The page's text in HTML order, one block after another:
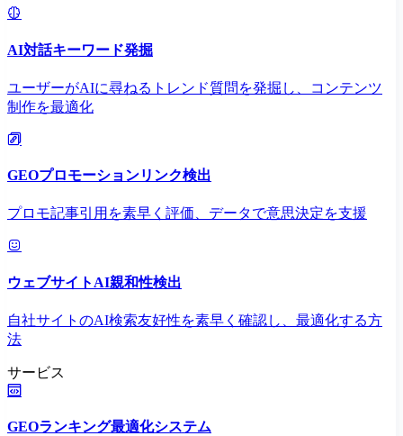
AI対話キーワード発掘
ユーザーがAIに尋ねるトレンド質問を発掘し、コンテンツ
制作を最適化
GEOプロモーションリンク検出
プロモ記事引用を素早く評価、データで意思決定を支援
ウェブサイトAI親和性検出
自社サイトのAI検索友好性を素早く確認し、最適化する方
法
サービス
GEOランキング最適化システム